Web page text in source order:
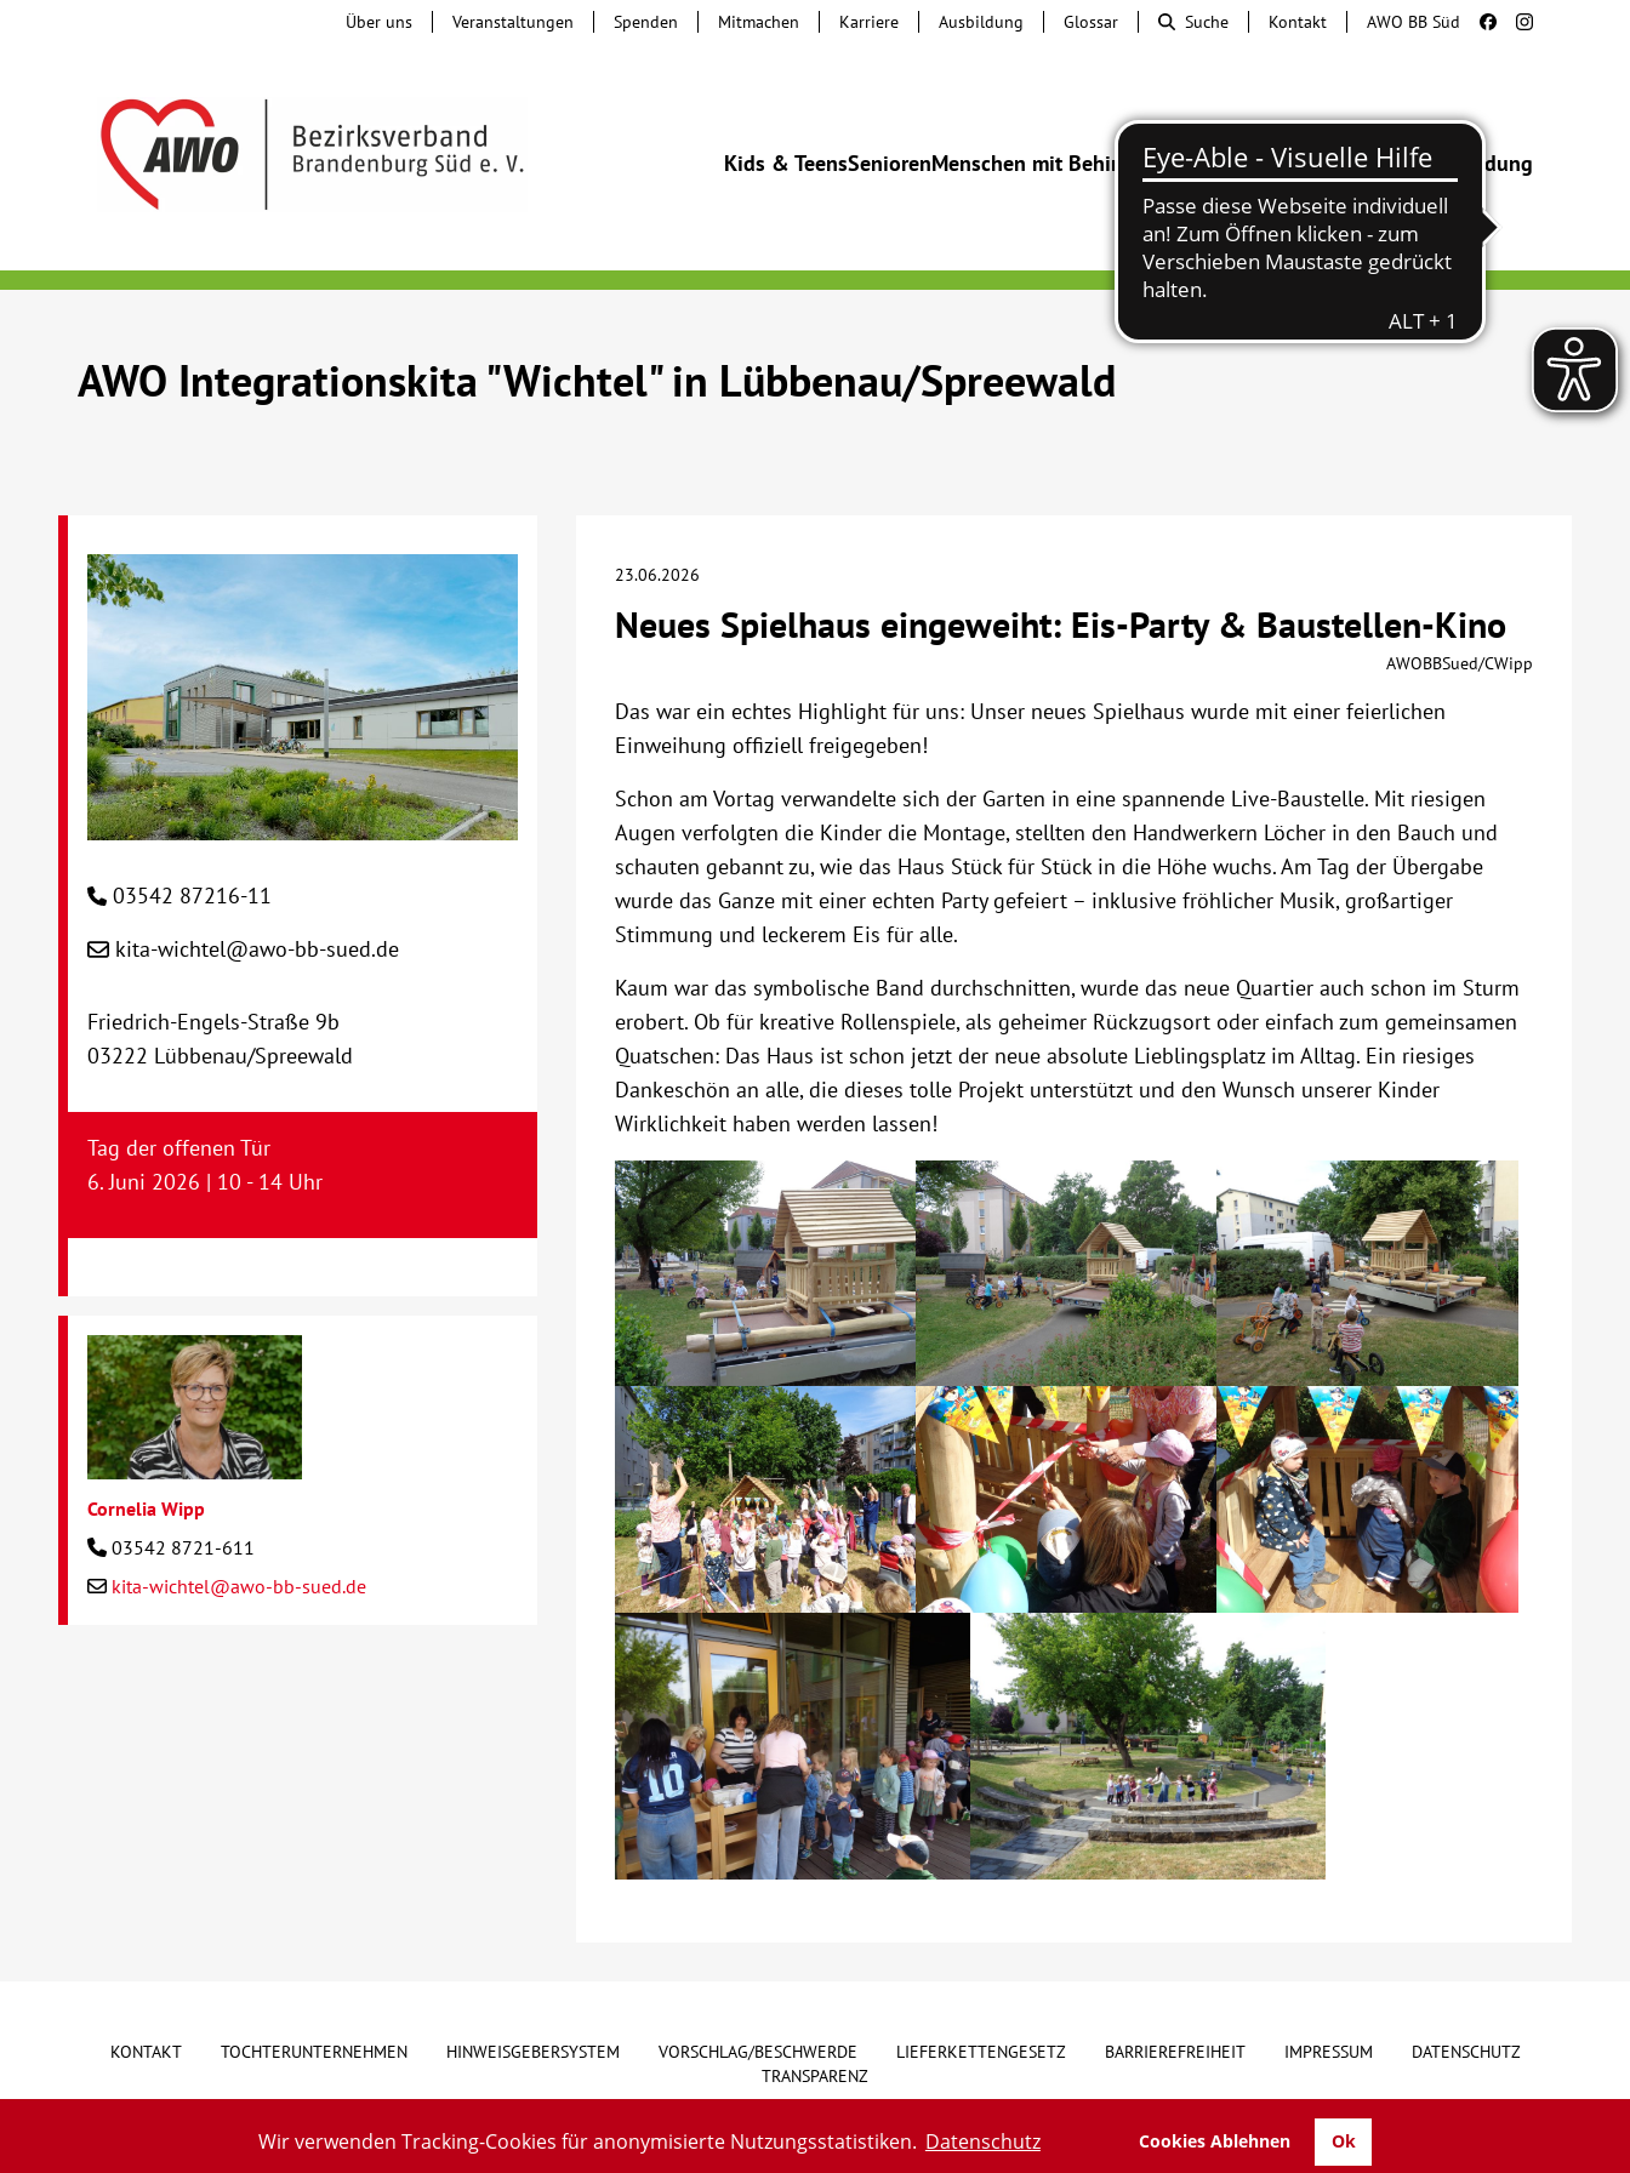
Wir verwenden Tracking-Cookies für anonymisierte Nutzungsstatistiken. Datenschutz Cookies Ablehnen Ok
Kids & TeensSeniorenMenschen mit BehinderungBeratung & HilfeBegegnung Bildung
Über uns Veranstaltungen Spenden Mitmachen Karriere Ausbildung Glossar Suche Kontakt AWO BB Süd
AWO Integrationskita "Wichtel" in Lübbenau/Spreewald
23.06.2026
Neues Spielhaus eingeweiht: Eis-Party & Baustellen-Kino
AWOBBSued/CWipp
Das war ein echtes Highlight für uns: Unser neues Spielhaus wurde mit einer feierlichen
Einweihung offiziell freigegeben!
Schon am Vortag verwandelte sich der Garten in eine spannende Live-Baustelle. Mit riesigen
Augen verfolgten die Kinder die Montage, stellten den Handwerkern Löcher in den Bauch und
schauten gebannt zu, wie das Haus Stück für Stück in die Höhe wuchs. Am Tag der Übergabe
wurde das Ganze mit einer echten Party gefeiert – inklusive fröhlicher Musik, großartiger
Stimmung und leckerem Eis für alle.
Kaum war das symbolische Band durchschnitten, wurde das neue Quartier auch schon im Sturm
erobert. Ob für kreative Rollenspiele, als geheimer Rückzugsort oder einfach zum gemeinsamen
Quatschen: Das Haus ist schon jetzt der neue absolute Lieblingsplatz im Alltag. Ein riesiges
Dankeschön an alle, die dieses tolle Projekt unterstützt und den Wunsch unserer Kinder
Wirklichkeit haben werden lassen!
03542 87216-11
kita-wichtel@awo-bb-sued.de
Friedrich-Engels-Straße 9b
03222 Lübbenau/Spreewald
Tag der offenen Tür
6. Juni 2026 | 10 - 14 Uhr
Cornelia Wipp
03542 8721-611
kita-wichtel@awo-bb-sued.de
KONTAKT TOCHTERUNTERNEHMEN HINWEISGEBERSYSTEM VORSCHLAG/BESCHWERDE LIEFERKETTENGESETZ BARRIEREFREIHEIT IMPRESSUM
DATENSCHUTZ
TRANSPARENZ